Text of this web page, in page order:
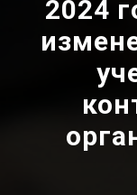
2024